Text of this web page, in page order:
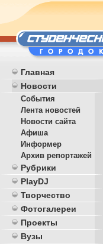
Главная
Новости
События
Лента новостей
Новости сайта
Афиша
Информер
Архив репортажей
Рубрики
PlayDJ
Творчество
Фотогалереи
Проекты
Вузы